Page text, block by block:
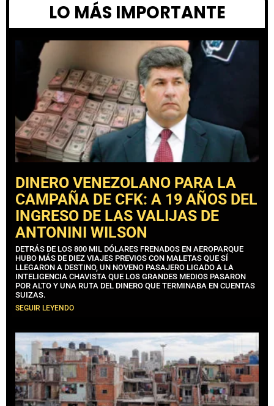
LO MÁS IMPORTANTE
DINERO VENEZOLANO PARA LA
CAMPAÑA DE CFK: A 19 AÑOS DEL
INGRESO DE LAS VALIJAS DE
ANTONINI WILSON
DETRÁS DE LOS 800 MIL DÓLARES FRENADOS EN AEROPARQUE
HUBO MÁS DE DIEZ VIAJES PREVIOS CON MALETAS QUE SÍ
LLEGARON A DESTINO, UN NOVENO PASAJERO LIGADO A LA
INTELIGENCIA CHAVISTA QUE LOS GRANDES MEDIOS PASARON
POR ALTO Y UNA RUTA DEL DINERO QUE TERMINABA EN CUENTAS
SUIZAS.
SEGUIR LEYENDO